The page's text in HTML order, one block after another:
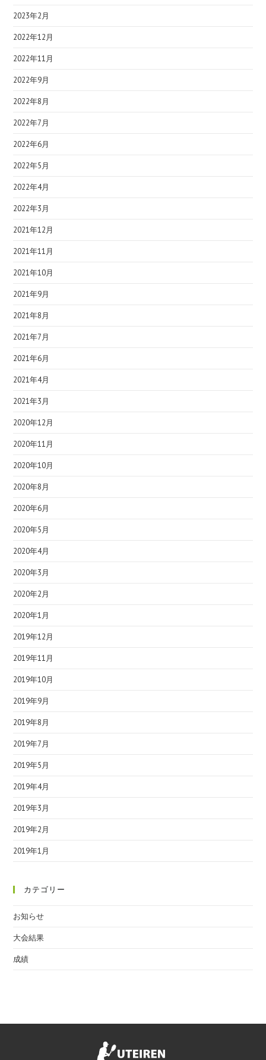
2023年2月
2022年12月
2022年11月
2022年9月
2022年8月
2022年7月
2022年6月
2022年5月
2022年4月
2022年3月
2021年12月
2021年11月
2021年10月
2021年9月
2021年8月
2021年7月
2021年6月
2021年4月
2021年3月
2020年12月
2020年11月
2020年10月
2020年8月
2020年6月
2020年5月
2020年4月
2020年3月
2020年2月
2020年1月
2019年12月
2019年11月
2019年10月
2019年9月
2019年8月
2019年7月
2019年5月
2019年4月
2019年3月
2019年2月
2019年1月
カテゴリー
お知らせ
大会結果
成績